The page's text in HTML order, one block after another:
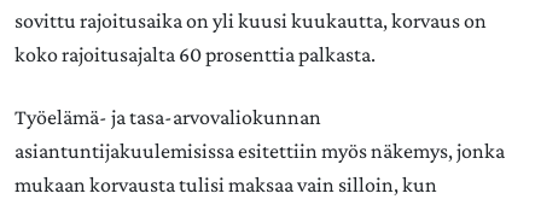
sovittu rajoitusaika on yli kuusi kuukautta, korvaus on
koko rajoitusajalta 60 prosenttia palkasta.
Työelämä- ja tasa-arvovaliokunnan
asiantuntijakuulemisissa esitettiin myös näkemys, jonka
mukaan korvausta tulisi maksaa vain silloin, kun